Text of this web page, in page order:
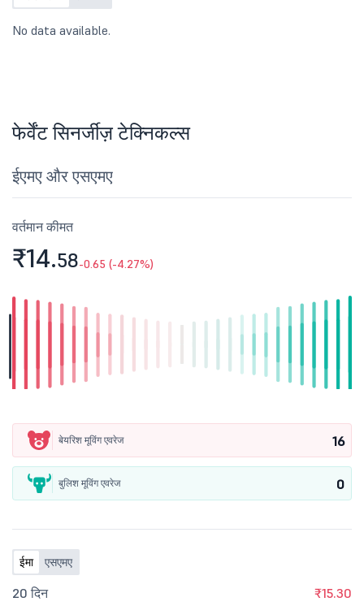
No data available.
फेर्वेंट सिनर्जीज़ टेक्निकल्स
ईएमए और एसएमए
वर्तमान कीमत
₹14.58-0.65 (-4.27%)
बेयरिश मूविंग एवरेज 16
बुलिश मूविंग एवरेज 0
ईमा एसएमए
20 दिन ₹15.30